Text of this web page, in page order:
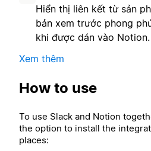
Hiển thị liên kết từ sản
bản xem trước phong
khi được dán vào Notion.
Xem thêm
How to use
To use Slack and Notion
the option to install the
places: